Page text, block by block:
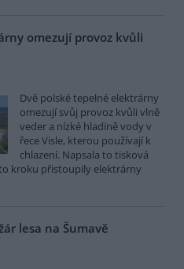
omezují provoz kvůli
Dvě polské tepelné elektrárny
omezují svůj provoz kvůli vlně
veder a nízké hladině vody v
řece Visle, kterou používají k
chlazení. Napsala to tisková
kroku přistoupily elektrárny
lesa na Šumavě